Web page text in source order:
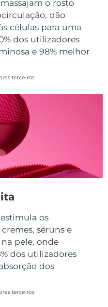
massajam o rosto
dão
células para uma
dos utilizadores
e 98% melhor
terceiros
os
séruns e
pele, onde
dos utilizadores
dos
terceiros
Entrega prevista
Entrega prevista08.08.26
Entrega prevista
Entrega prevista
Entrega prevista08.08.26
Entrega prevista
Entrega prevista